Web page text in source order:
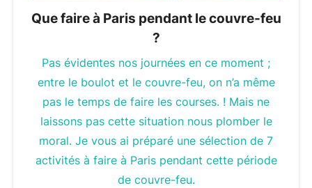
Que faire à Paris pendant le couvre-feu
?
Pas évidentes nos journées en ce moment ;
entre le boulot et le couvre-feu, on n’a même
pas le temps de faire les courses. ! Mais ne
laissons pas cette situation nous plomber le
moral. Je vous ai préparé une sélection de 7
activités à faire à Paris pendant cette période
de couvre-feu.